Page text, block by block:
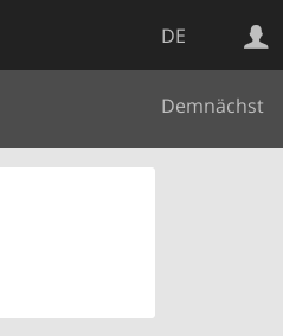
DE
Demnächst